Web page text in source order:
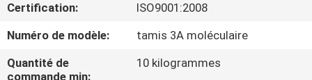
VIRTUELLE
À
Certification:
ISO9001:2008
Numéro de modèle:
tamis 3A moléculaire
Quantité de
commande min:
10 kilogrammes